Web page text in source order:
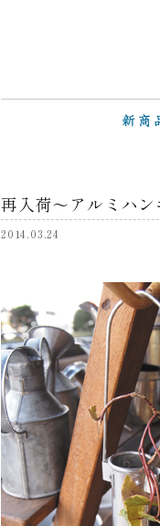
再入荷～アルミハ
2014.03.24